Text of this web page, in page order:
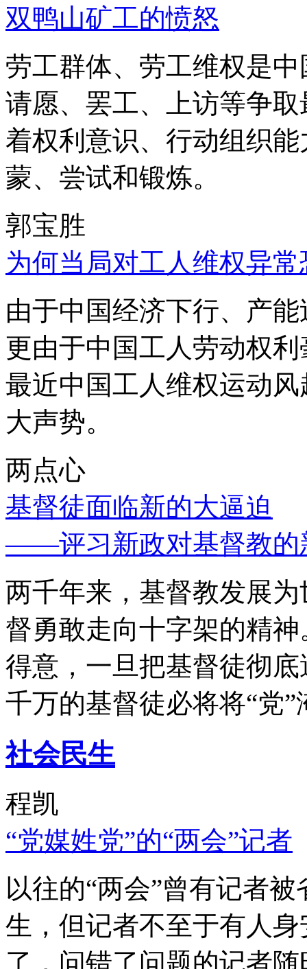
双鸭山矿工的愤怒
劳工群体、劳工维权是
请愿、罢工、上访等争
着权利意识、行动组织
蒙、尝试和锻炼。
郭宝胜
为何当局对工人维权异
由于中国经济下行、产
更由于中国工人劳动权
最近中国工人维权运动
大声势。
两点心
基督徒面临新的大逼迫
——评习新政对基督教的
两千年来，基督教发展
督勇敢走向十字架的精
得意，一旦把基督徒彻
千万的基督徒必将将“党”
社会民生
程凯
“党媒姓党”的“两会”记者
以往的“两会”曾有记者
生，但记者不至于有人
了，问错了问题的记者